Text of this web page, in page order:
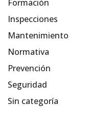
Formación
Inspecciones
Mantenimiento
Normativa
Prevención
Seguridad
Sin categoría